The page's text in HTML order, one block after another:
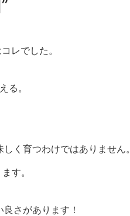
レでした。
る。
く育つわけではありません。
す。
さがあります！